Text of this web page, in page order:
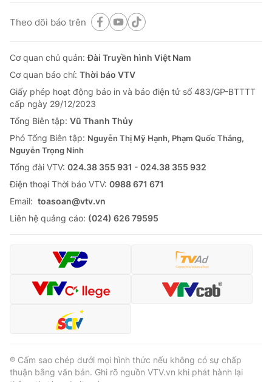
Giải sao mai
Âm nhạc
Du lịch
Làm đẹp
Chất lượng cuộc sống
Tuyển sinh
Học trực tuyến
Công nghệ
Hitech Công nghệ tương lai
Sản phẩm
Thị trường
Tư vấn
Giao lưu trực tuyến
Lịch phát sóng
Chuyên mục khác
Emagazine Podcast
Video Shorts video
VTV Money
VTV Sức khoẻ Bất động sản
Theo dõi báo trên
Cơ quan chủ quản:Đài Truyền hình Việt Nam
Cơ quan báo chí: Thời báo VTV
Giấy phép hoạt động báo in và báo điện tử số 483/GP-BTTTT
cấp ngày 29/12/2023
Tổng Biên tập: Vũ Thanh Thủy
Phó Tổng Biên tập: Nguyễn Thị Mỹ Hạnh, Phạm Quốc Thắng,
Nguyễn Trọng Ninh
Tổng đài VTV: 024.38 355 931 - 024.38 355 932
Ðiện thoại Thời báo VTV: 0988 671 671
Email: toasoan@vtv.vn
Liên hệ quảng cáo: (024) 626 79595
® Cấm sao chép dưới mọi hình thức nếu không có sự chấp
thuận bằng văn bản. Ghi rõ nguồn VTV.vn khi phát hành lại